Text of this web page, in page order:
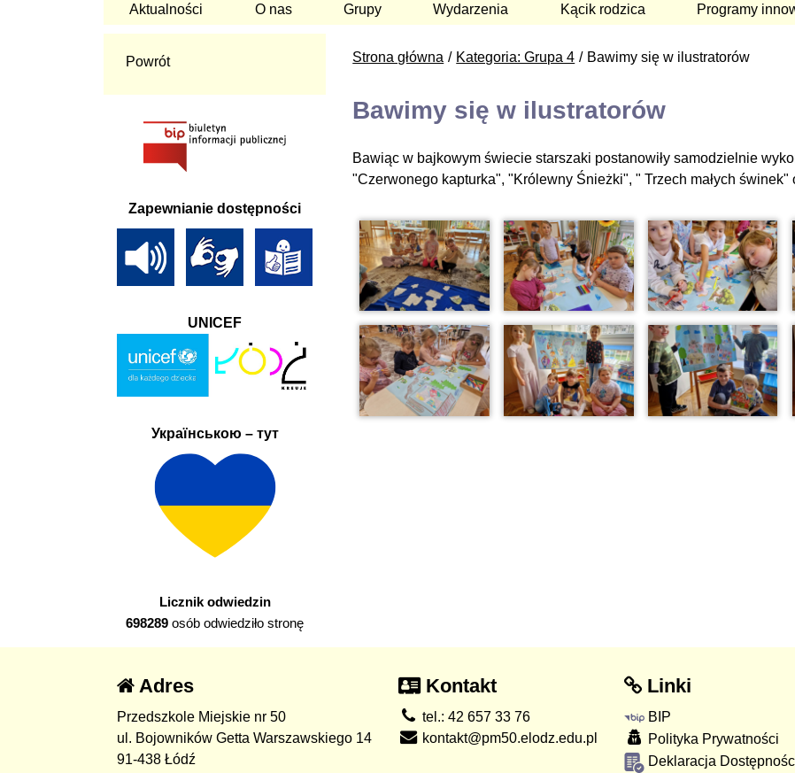
Aktualności O nas Grupy Wydarzenia Kącik rodzica Programy
Strona główna Kategoria: Grupa 4 Bawimy się w ilustratorów
Bawimy się w ilustratorów
Bawiąc w bajkowym świecie starszaki postanowiły samodzielnie
"Czerwonego kapturka", "Królewny Śnieżki", " Trzech małych
Powrót
Zapewnianie dostępności
UNICEF
Українською – тут
Licznik odwiedzin
698289 osób odwiedziło stronę
Adres
Przedszkole Miejskie nr 50
ul. Bojowników Getta Warszawskiego 14
91-438 Łódź
Kontakt
tel.: 42 657 33 76
kontakt@pm50.elodz.edu.pl
Linki
BIP
Polityka Prywatności
Deklaracja